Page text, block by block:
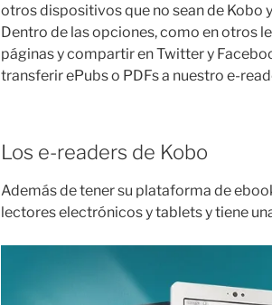
otros dispositivos que no sean de Kobo
Dentro de las opciones, como en otros
páginas y compartir en Twitter y
transferir ePubs o PDFs a nuestro e-
Los e-readers de Kobo
Además de tener su plataforma de
lectores electrónicos y tablets y tiene